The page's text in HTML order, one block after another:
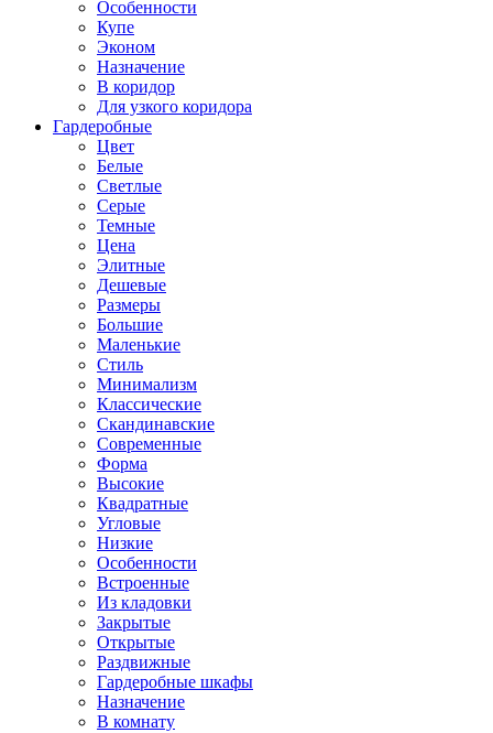
Особенности
Купе
Эконом
Назначение
В коридор
Для узкого коридора
Гардеробные
Цвет
Белые
Светлые
Серые
Темные
Цена
Элитные
Дешевые
Размеры
Большие
Маленькие
Стиль
Минимализм
Классические
Скандинавские
Современные
Форма
Высокие
Квадратные
Угловые
Низкие
Особенности
Встроенные
Из кладовки
Закрытые
Открытые
Раздвижные
Гардеробные шкафы
Назначение
В комнату